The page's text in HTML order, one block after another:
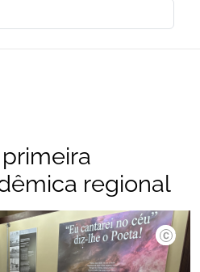
regional
©Gilvan